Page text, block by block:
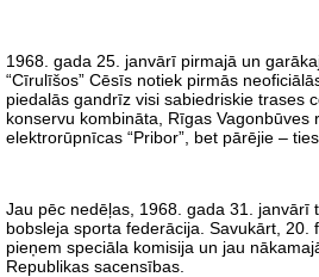
1968. gada 25. janvārī pirmajā un
“Cīrulīšos” Cēsīs notiek pirmās
piedalās gandrīz visi sabiedriskie trases
konservu kombināta, Rīgas Vagonbūves
elektrorūpnīcas “Pribor”, bet pārējie –
Jau pēc nedēļas, 1968. gada 31. janvārī
bobsleja sporta federācija. Savukārt, 20.
pieņem speciāla komisija un jau
Republikas sacensības.